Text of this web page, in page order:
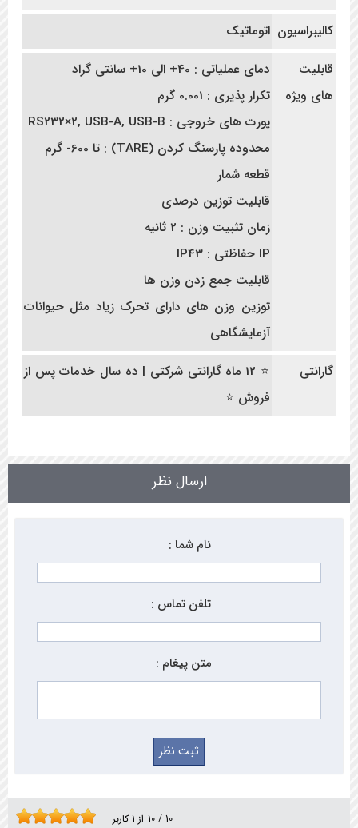
کالیبراسیون اتوماتیک
قابلیت
های ویژه
دمای عملیاتی : 40+ الی 10+ سانتی گراد
تکرار پذیری : 0.001 گرم
پورت های خروجی : RS232×2, USB-A, USB-B
محدوده پارسنگ کردن (TARE) : تا 600- گرم
قطعه شمار
قابلیت توزین درصدی
زمان تثبیت وزن : 2 ثانیه
IP حفاظتی : IP43
قابلیت جمع زدن وزن ها
توزین وزن های دارای تحرک زیاد مثل حیوانات
آزمایشگاهی
گارانتی
⭐ 12 ماه گارانتی شرکتی | ده سال خدمات پس از
فروش ⭐
ارسال نظر
نام شما :
تلفن تماس :
متن پیغام :
10 / 10 از 1کاربر